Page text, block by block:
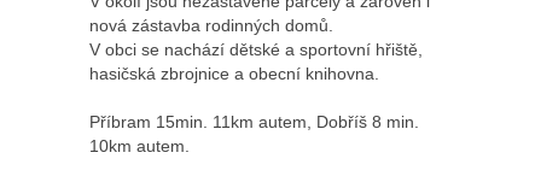
nová zástavba rodinných domů.
V obci se nachází dětské a sportovní hřiště,
hasičská zbrojnice a obecní knihovna.
Příbram 15min. 11km autem, Dobříš 8 min.
10km autem.